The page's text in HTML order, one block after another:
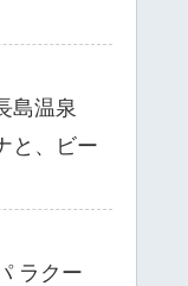
島温泉
と、ビー
ラクー